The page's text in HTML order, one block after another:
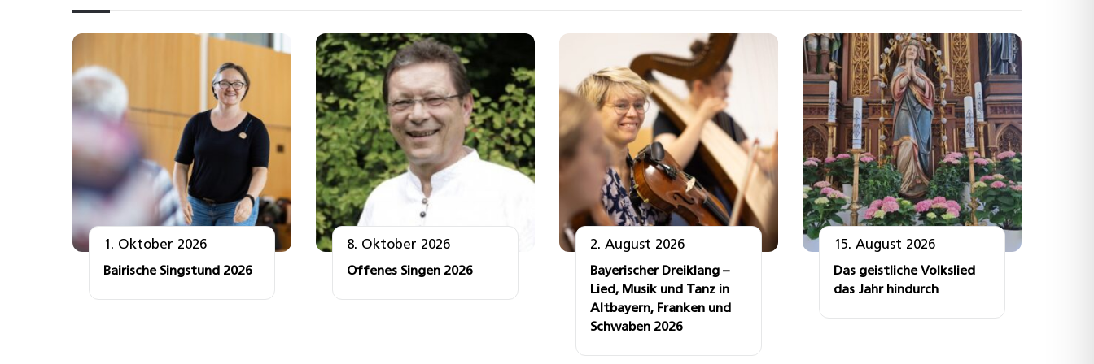
1. Oktober 2026
Bairische Singstund 2026
8. Oktober 2026
Offenes Singen 2026
2. August 2026
Bayerischer Dreiklang –
Lied, Musik und Tanz in
Altbayern, Franken und
Schwaben 2026
15. August 2026
Das geistliche Volkslied
das Jahr hindurch